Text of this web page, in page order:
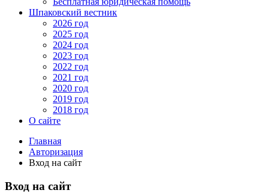
Шпаковский вестник
2026 год
2025 год
2024 год
2023 год
2022 год
2021 год
2020 год
2019 год
2018 год
О сайте
Главная
Авторизация
Вход на сайт
Вход на сайт